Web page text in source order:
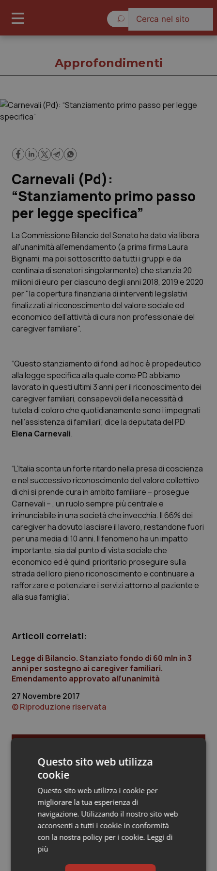
Governo e Parlamento
Regioni e Asl
Lavoro e Professioni
Scienza e Farmaci
Studi e Analisi
Lettere al direttore
Edizioni Regionali
Professionisti Sanitari.AI
Abruzzo
Basilicata
Campania
Emilia-Romagna
Friuli Venezia Giulia
Lazio
Liguria
Lombardia
Piemonte
Provincia Autonoma di Bolzano
Sardegna
Sicilia
Toscana
Umbria
QS Pro Gold
Artrite & artrosi
Car-T
Colesterolo & coronaropatie
Dermatite Atopica
Diabete & glucometri
Disturbi dell’umore
Dolore
HIV
Infezioni & Febbre
Malattia di Crohn & Rettocolite Ulcerosa
Neuroscienze & patologie neurodegenerative
Obesità
Oftalmologia
QS Club Newsletter
Approfondimenti
Carnevali (Pd):
“Stanziamento primo passo
per legge specifica”
La Commissione Bilancio del Senato ha dato via libera
all'unanimità all'emendamento (a prima firma Laura
Bignami, ma poi sottoscritto da tutti i gruppi e da
centinaia di senatori singolarmente) che stanzia 20
milioni di euro per ciascuno degli anni 2018, 2019 e 2020
per "la copertura finanziaria di interventi legislativi
finalizzati al riconoscimento del valore sociale ed
economico dell'attività di cura non professionale del
caregiver familiare".
“Questo stanziamento di fondi ad hoc è propedeutico
alla legge specifica alla quale come PD abbiamo
lavorato in questi ultimi 3 anni per il riconoscimento dei
caregiver familiari, consapevoli della necessità di
tutela di coloro che quotidianamente sono i impegnati
nell’assistenza di familiari”, dice la deputata del PD
Elena Carnevali.
“L’Italia sconta un forte ritardo nella presa di coscienza
e nel successivo riconoscimento del valore collettivo
di chi si prende cura in ambito familiare – prosegue
Carnevali – , un ruolo sempre più centrale e
irrinunciabile in una società che invecchia. Il 66% dei
caregiver ha dovuto lasciare il lavoro, restandone fuori
per una media di 10 anni. Il fenomeno ha un impatto
importante, sia dal punto di vista sociale che
economico ed è quindi prioritario proseguire sulla
strada del loro pieno riconoscimento e continuare a
rafforzare e potenziare i servizi attorno al paziente e
alla sua famiglia”.
Articoli correlati:
Legge di Bilancio. Stanziato fondo di 60 mln in 3
anni per sostegno ai caregiver familiari.
Emendamento approvato all’unanimità
27 Novembre 2017
© Riproduzione riservata
Gold
Cloud sanitario: infrastrutture,
compliance, GDPR e Risk management
Gestione dell'Ipertensione resistente:
dalle Linee Guida alle terapie innovative
Questo sito web utilizza
cookie
Questo sito web utilizza i cookie per
migliorare la tua esperienza di
navigazione. Utilizzando il nostro sito web
acconsenti a tutti i cookie in conformità
con la nostra policy per i cookie. Leggi di
più